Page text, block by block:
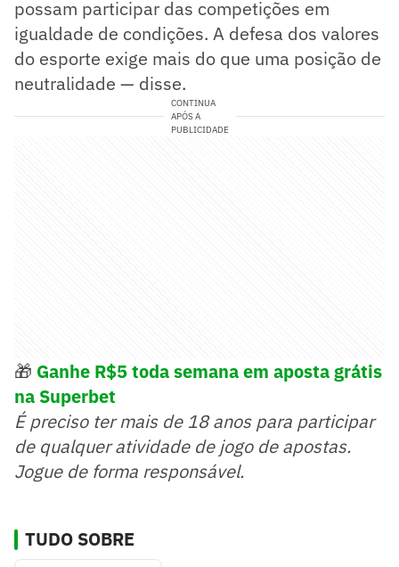
possam participar das competições em
igualdade de condições. A defesa dos valores
do esporte exige mais do que uma posição de
neutralidade — disse.
CONTINUA
APÓS A
PUBLICIDADE
🎁 Ganhe R$5 toda semana em aposta grátis
na Superbet
É preciso ter mais de 18 anos para participar
de qualquer atividade de jogo de apostas.
Jogue de forma responsável.
TUDO SOBRE